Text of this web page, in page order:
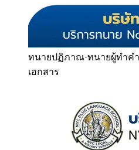
ทนายปฏิภาณ·ทนายผู้ทำค
เอกสาร